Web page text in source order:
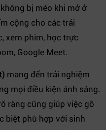
bị méo khi mở ở
cộng cho các trải
xem phim, học trực
Google Meet.
mang đến trải nghiệm
mọi điều kiện ánh sáng.
ràng cũng giúp việc gõ
biệt phù hợp với sinh